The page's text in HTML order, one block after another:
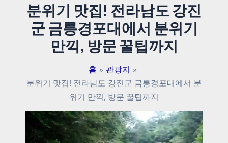
분위기 맛집! 전라남도 강진
군 금릉경포대에서 분위기
만끽, 방문 꿀팁까지
홈
관광지
분위기 맛집! 전라남도 강진군 금릉경포대에서 분
위기 만끽, 방문 꿀팁까지